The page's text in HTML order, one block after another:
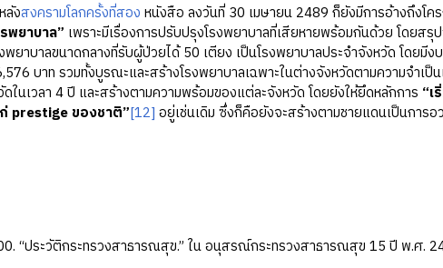
งสงครามโลกครั้งที่สอง หนังสือ ลงวันที่ 30 เมษายน 2489 ก็ยังมีการอ้างถึงโ
พยาบาล” เพราะมีเรื่องการปรับปรุงโรงพยาบาลที่เสียหายพร้อมกันด้วย โดยส
พยาบาลขนาดกลางที่รับผู้ป่วยได้ 50 เตียง เป็นโรงพยาบาลประจำจังหวัด โดย
บาท รวมทั้งบูรณะและสร้างโรงพยาบาลเฉพาะในต่างจังหวัดตามความจำเป็
ในเวลา 4 ปี และสร้างตามความพร้อมของแต่ละจังหวัด โดยยังให้ยึดหลักการ “
ก่ prestige ของชาติ”[12] อยู่เช่นเดิม ซึ่งก็คือยังจะสร้างตามชายแดนเป็นการ
“ประวัติกระทรวงสาธารณสุข.” ใน อนุสรณ์กระทรวงสาธารณสุข 15 ปี พ.ศ.